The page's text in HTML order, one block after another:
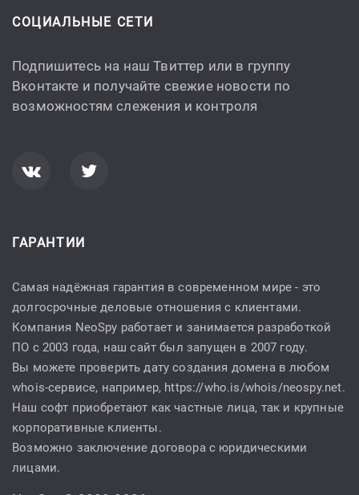
СОЦИАЛЬНЫЕ СЕТИ
Подпишитесь на наш Твиттер или в группу
Вконтакте и получайте свежие новости по
возможностям слежения и контроля
ГАРАНТИИ
Самая надёжная гарантия в современном мире - это
долгосрочные деловые отношения с клиентами.
Компания NeoSpy работает и занимается разработкой
ПО с 2003 года, наш сайт был запущен в 2007 году.
Вы можете проверить дату создания домена в любом
whois-сервисе, например, https://who.is/whois/neospy.net.
Наш софт приобретают как частные лица, так и крупные
корпоративные клиенты.
Возможно заключение договора с юридическими
лицами.